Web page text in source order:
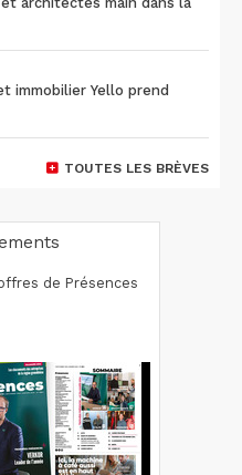
immobilier Yello prend
TOUTES LES BRÈVES
de Présences